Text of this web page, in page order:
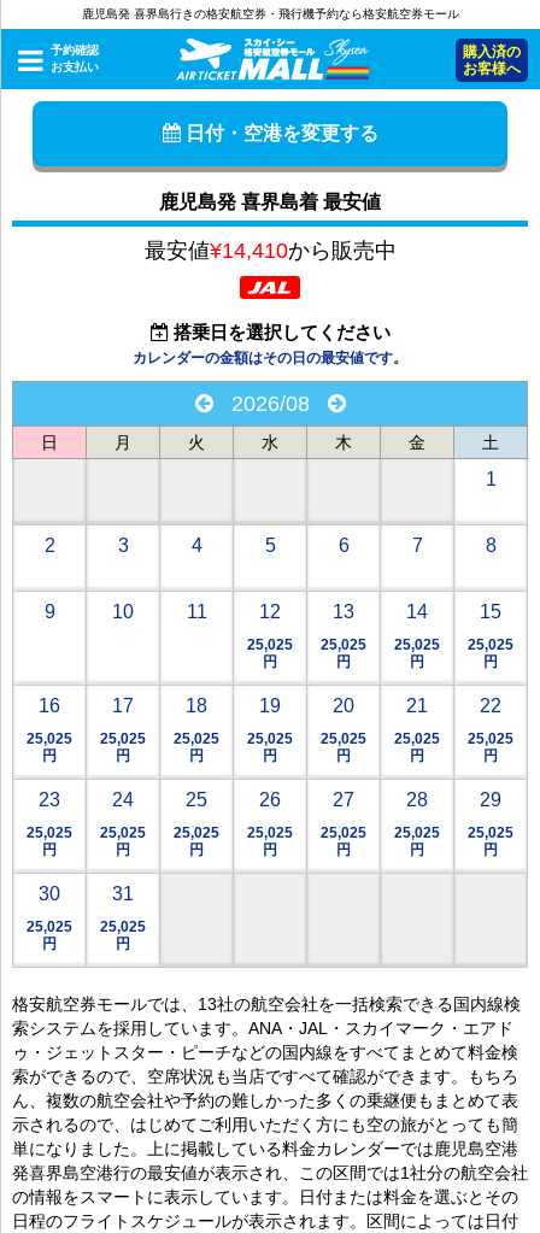
鹿児島発 喜界島行きの格安航空券・飛行機予約なら格安航空券モール
予約確認
お支払い
購入済の
お客様へ
日付・空港を変更する
鹿児島発 喜界島着 最安値
最安値¥14,410から販売中
搭乗日を選択してください
カレンダーの金額はその日の最安値です。
2026/08
日 月 火 水 木 金 土
1
2 3 4 5 6 7 8
9 10 11 12
25,025
円
13
25,025
円
14
25,025
円
15
25,025
円
16
25,025
円
17
25,025
円
18
25,025
円
19
25,025
円
20
25,025
円
21
25,025
円
22
25,025
円
23
25,025
円
24
25,025
円
25
25,025
円
26
25,025
円
27
25,025
円
28
25,025
円
29
25,025
円
30
25,025
円
31
25,025
円
格安航空券モールでは、13社の航空会社を一括検索できる国内線検
索システムを採用しています。ANA・JAL・スカイマーク・エアド
ゥ・ジェットスター・ピーチなどの国内線をすべてまとめて料金検
索ができるので、空席状況も当店ですべて確認ができます。もちろ
ん、複数の航空会社や予約の難しかった多くの乗継便もまとめて表
示されるので、はじめてご利用いただく方にも空の旅がとっても簡
単になりました。上に掲載している料金カレンダーでは鹿児島空港
発喜界島空港行の最安値が表示され、この区間では1社分の航空会社
の情報をスマートに表示しています。日付または料金を選ぶとその
日程のフライトスケジュールが表示されます。区間によっては日付